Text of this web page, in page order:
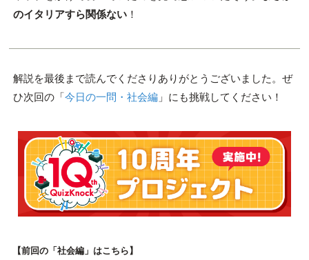
のイタリアすら関係ない！
解説を最後まで読んでくださりありがとうございました。ぜ
ひ次回の「今日の一問・社会編」にも挑戦してください！
【前回の「社会編」はこちら 】